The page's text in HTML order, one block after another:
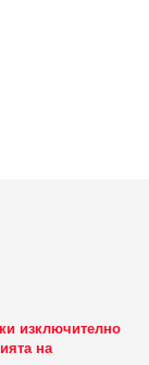
изключително
на